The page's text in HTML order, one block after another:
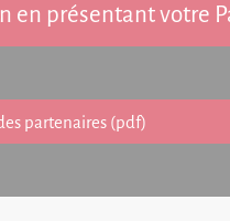
présentant votre
partenaires (pdf)